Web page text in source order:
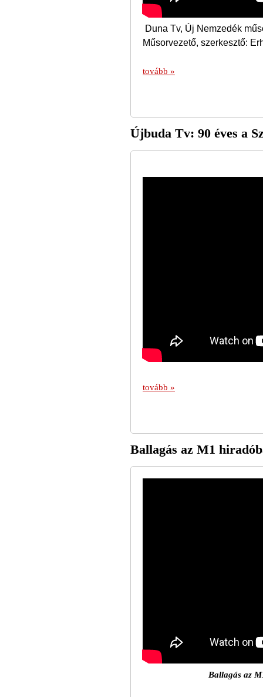
Duna Tv, Új Nemzedék
Műsorvezető, szerkesztő:
tovább »
Újbuda Tv: 90 éves a
tovább »
Ballagás az M1
Ballagás az